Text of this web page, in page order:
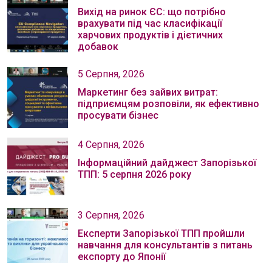
Вихід на ринок ЄС: що потрібно
врахувати під час класифікації
харчових продуктів і дієтичних
добавок
5 Серпня, 2026
Маркетинг без зайвих витрат:
підприємцям розповіли, як ефективно
просувати бізнес
4 Серпня, 2026
Інформаційний дайджест Запорізької
ТПП: 5 серпня 2026 року
3 Серпня, 2026
Експерти Запорізької ТПП пройшли
навчання для консультантів з питань
експорту до Японії